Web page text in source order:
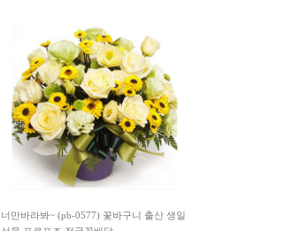
너만바라봐~ (pb-0577) 꽃바구니 출산 생일